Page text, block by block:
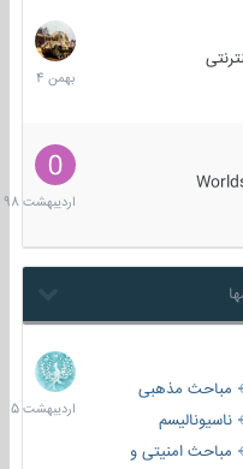
30
بهمن
1404
10
1398
مذهبی
امنیتی و اطلاعاتی
8
1405